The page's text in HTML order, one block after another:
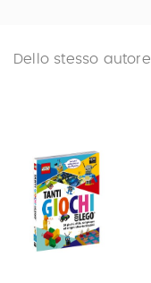
Dello stesso autore